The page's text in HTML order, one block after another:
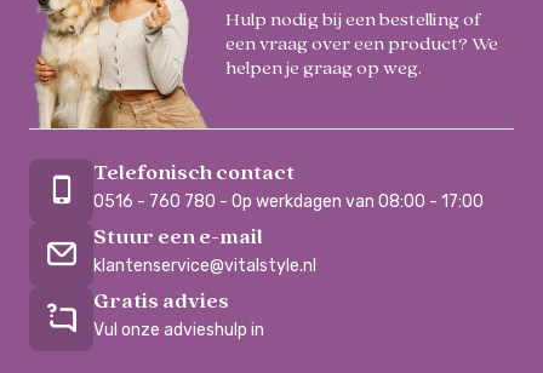
Hulp nodig bij een bestelling of
een vraag over een product? We
helpen je graag op weg.
Telefonisch contact
0516 - 760 780 - Op werkdagen van 08:00 - 17:00
Stuur een e-mail
klantenservice@vitalstyle.nl
Gratis advies
Vul onze advieshulp in